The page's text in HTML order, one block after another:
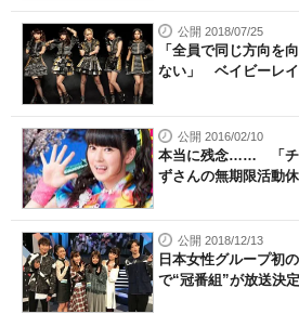
公開 2018/07/25
「全員で同じ方向を
ない」 ベイビーレ
公開 2016/02/10
本当に残念…… 「チ
ずさんの無期限活動
公開 2018/12/13
日本女性グループ初
で“冠番組”が放送決